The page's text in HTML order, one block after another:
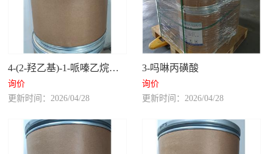
4-(2-羟乙基)-1-哌嗪乙烷磺酸半钠盐
询价
更新时间：2026/04/28
3-吗啉丙磺酸
询价
更新时间：2026/04/28